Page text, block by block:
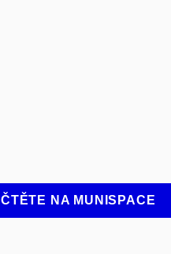
ČTĚTE NA MUNISPACE